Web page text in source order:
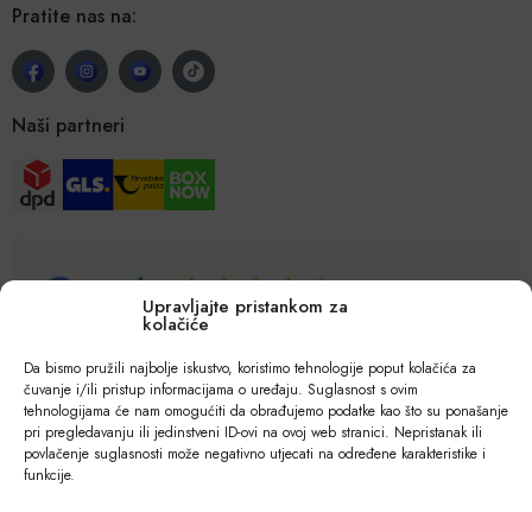
Upravljajte pristankom za
kolačiće
Da bismo pružili najbolje iskustvo, koristimo tehnologije poput kolačića za
čuvanje i/ili pristup informacijama o uređaju. Suglasnost s ovim
tehnologijama će nam omogućiti da obrađujemo podatke kao što su ponašanje
pri pregledavanju ili jedinstveni ID-ovi na ovoj web stranici. Nepristanak ili
povlačenje suglasnosti može negativno utjecati na određene karakteristike i
funkcije.
Pratite nas na:
Naši partneri